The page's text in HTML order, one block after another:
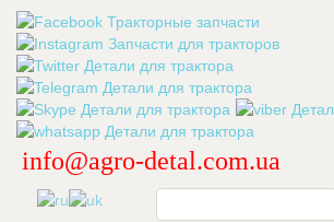
info@agro-detal.com.ua